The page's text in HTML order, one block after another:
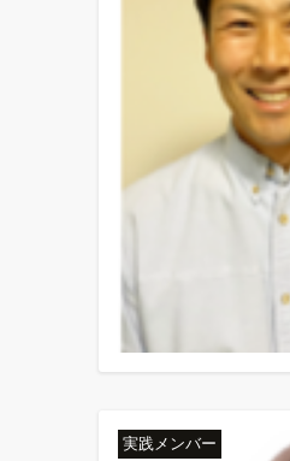
実践メンバー